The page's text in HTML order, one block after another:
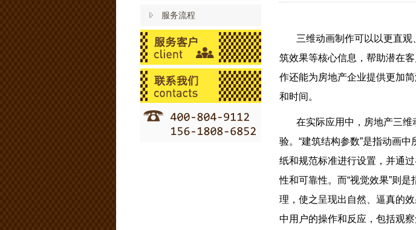
服务流程
三维动画制作可以以更直
筑效果等核心信息，帮助潜在
作还能为房地产企业提供更加
和时间。
在实际应用中，房地产三
验。“建筑结构参数”是指动画
纸和规范标准进行设置，并通
性和可靠性。而“视觉效果”则
理，使之呈现出自然、逼真的
中用户的操作和反应，包括观